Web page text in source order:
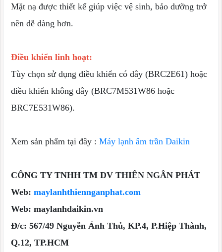
Mặt nạ được thiết kế giúp việc vệ sinh, bảo dưỡng trở
nên dễ dàng hơn.
Điều khiển linh hoạt:
Tùy chọn sử dụng điều khiển có dây (BRC2E61) hoặc
điều khiển không dây (BRC7M531W86 hoặc
BRC7E531W86).
Xem sản phẩm tại đây : Máy lạnh âm trần Daikin
CÔNG TY TNHH TM DV THIÊN NGÂN PHÁT
Web: maylanhthiennganphat.com
Web: maylanhdaikin.vn
Đ/c: 567/49 Nguyễn Ảnh Thủ, KP.4, P.Hiệp Thành,
Q.12, TP.HCM